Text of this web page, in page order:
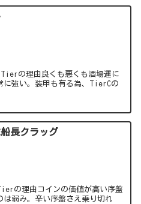
に強い。装甲も有る為、TierCの
長クラッグ
の理由コインの価値が高い序盤
は弱み。辛い序盤さえ乗り切れ